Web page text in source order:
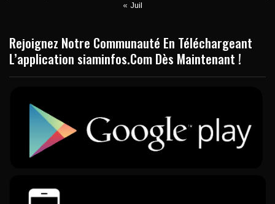
« Juil
Rejoignez Notre Communauté En Téléchargeant
L’application siaminfos.Com Dès Maintenant !